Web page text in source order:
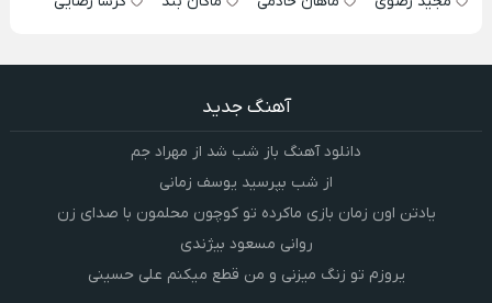
آهنگ جدید
دانلود آهنگ باز شب شد از مهراد جم
از شب بپرسید یوسف زمانی
یادتن اون زمان بازی ماکرده تو کوچون محلمون با صدای زن
روانی مسعود بیژندی
یروزم تو زنگ میزنی و من قطع میکنم علی حسینی